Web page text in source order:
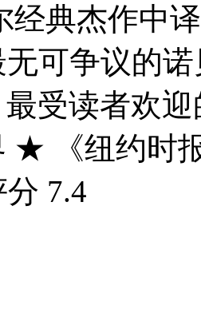
典杰作中
无可争议的
受读者欢
★ 《纽约时
7.4